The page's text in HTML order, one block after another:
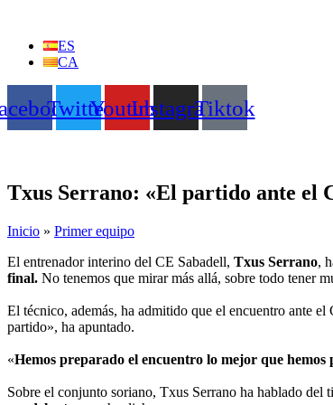
contenidoES
CA
TwitterYoutubeInstagramTiktok
Txus Serrano: «El partido ante el
Inicio » Primer equipo
El entrenador interino del CE Sabadell, Txus Serrano,
final. No tenemos que mirar más allá, sobre todo tener
El técnico, además, ha admitido que el encuentro ante
partido», ha apuntado.
«Hemos preparado el encuentro lo mejor que hemos
Sobre el conjunto soriano, Txus Serrano ha hablado